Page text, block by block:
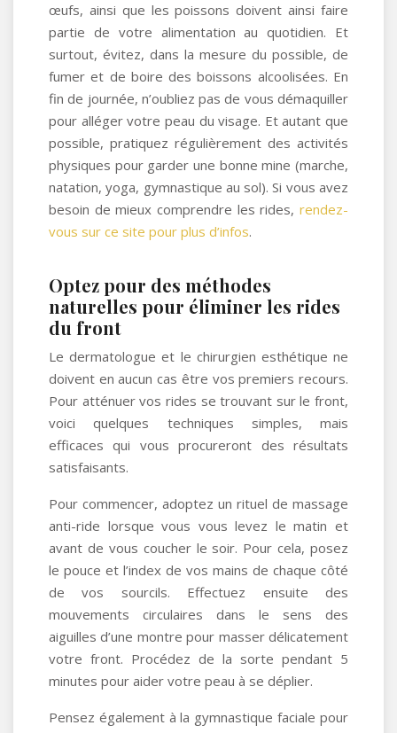
œufs, ainsi que les poissons doivent ainsi faire
partie de votre alimentation au quotidien. Et
surtout, évitez, dans la mesure du possible, de
fumer et de boire des boissons alcoolisées. En
fin de journée, n’oubliez pas de vous démaquiller
pour alléger votre peau du visage. Et autant que
possible, pratiquez régulièrement des activités
physiques pour garder une bonne mine (marche,
natation, yoga, gymnastique au sol). Si vous avez
besoin de mieux comprendre les rides, rendez-
vous sur ce site pour plus d’infos.
Optez pour des méthodes
naturelles pour éliminer les rides
du front
Le dermatologue et le chirurgien esthétique ne
doivent en aucun cas être vos premiers recours.
Pour atténuer vos rides se trouvant sur le front,
voici quelques techniques simples, mais
efficaces qui vous procureront des résultats
satisfaisants.
Pour commencer, adoptez un rituel de massage
anti-ride lorsque vous vous levez le matin et
avant de vous coucher le soir. Pour cela, posez
le pouce et l’index de vos mains de chaque côté
de vos sourcils. Effectuez ensuite des
mouvements circulaires dans le sens des
aiguilles d’une montre pour masser délicatement
votre front. Procédez de la sorte pendant 5
minutes pour aider votre peau à se déplier.
Pensez également à la gymnastique faciale pour